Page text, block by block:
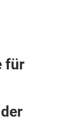
für